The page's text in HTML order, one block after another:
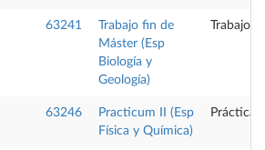
63241
Trabajo fin de
Máster (Esp
Biología y
Geología)
Trabajo
63246
Practicum II (Esp
Física y Química)